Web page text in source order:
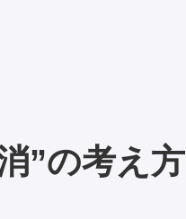
”の考え方